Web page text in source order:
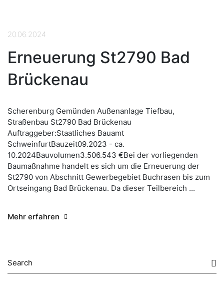
20.06.2024
Erneuerung St2790 Bad
Brückenau
Scherenburg Gemünden Außenanlage Tiefbau,
Straßenbau St2790 Bad Brückenau
Auftraggeber:Staatliches Bauamt
SchweinfurtBauzeit09.2023 - ca.
10.2024Bauvolumen3.506.543 €Bei der vorliegenden
Baumaßnahme handelt es sich um die Erneuerung der
St2790 von Abschnitt Gewerbegebiet Buchrasen bis zum
Ortseingang Bad Brückenau. Da dieser Teilbereich ...
Mehr erfahren